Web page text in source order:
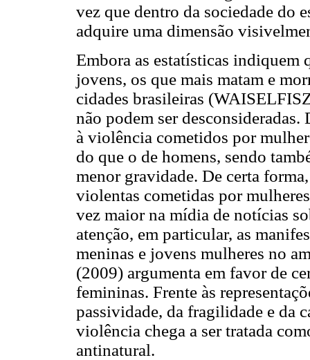
vez que dentro da sociedade do
adquire uma dimensão
Embora as estatísticas indiquem
jovens, os que mais matam e
cidades brasileiras
não podem ser
à violência cometidos por
do que o de homens, sendo
menor gravidade. De certa
violentas cometidas por
vez maior na mídia de notícias
atenção, em particular, as
meninas e jovens mulheres no
(2009) argumenta em favor de
femininas. Frente às
passividade, da fragilidade e da
violência chega a ser tratada
antinatural.